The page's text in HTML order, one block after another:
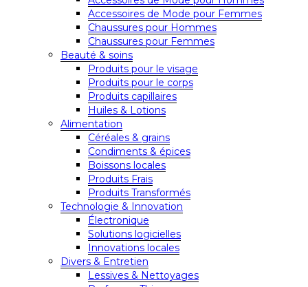
Accessoires de Mode pour Femmes
Chaussures pour Hommes
Chaussures pour Femmes
Beauté & soins
Produits pour le visage
Produits pour le corps
Produits capillaires
Huiles & Lotions
Alimentation
Céréales & grains
Condiments & épices
Boissons locales
Produits Frais
Produits Transformés
Technologie & Innovation
Électronique
Solutions logicielles
Innovations locales
Divers & Entretien
Lessives & Nettoyages